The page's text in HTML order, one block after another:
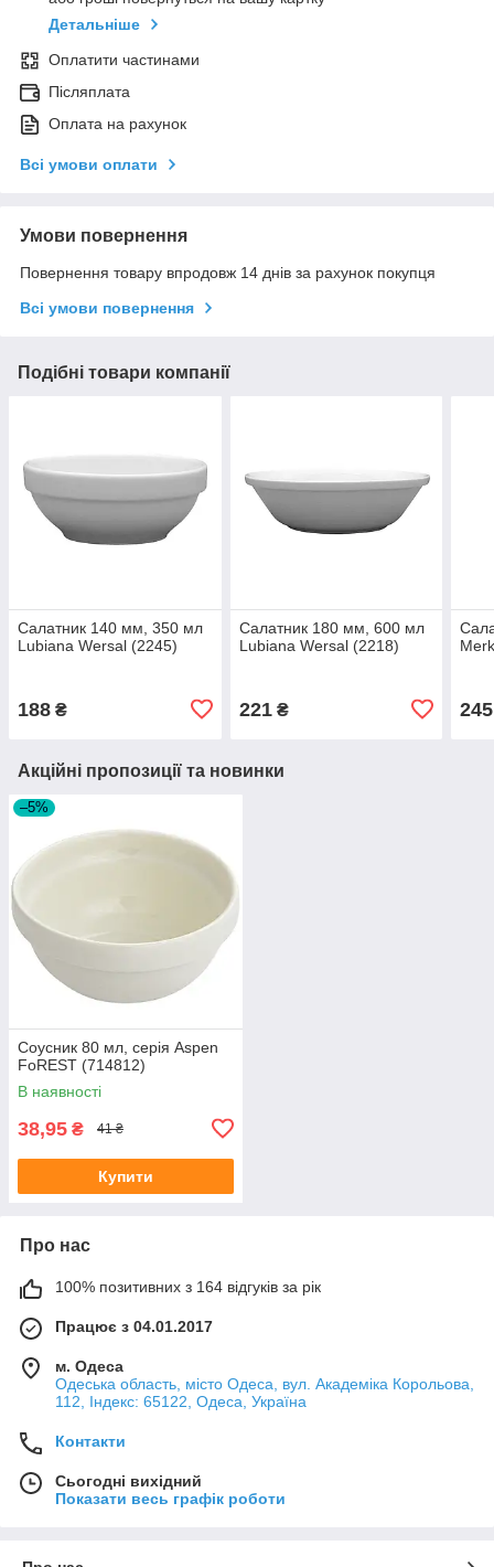
Детальніше
Оплатити частинами
Післяплата
Оплата на рахунок
Всі умови оплати
Умови повернення
Повернення товару впродовж 14 днів за рахунок покупця
Всі умови повернення
Подібні товари компанії
Салатник 140 мм, 350 мл
Lubiana Wersal (2245)
188 ₴
Салатник 180 мм, 600 мл
Lubiana Wersal (2218)
221₴ 245
Акційні пропозиції та новинки
–5%
Соусник 80 мл, серія Aspen
FoREST (714812)
В наявності
38,95 ₴ 41 ₴
Купити
Про нас
100% позитивних з 164 відгуків за рік
Працює з 04.01.2017
м. Одеса
Одеська область, місто Одеса, вул. Академіка Корольова,
112, Індекс: 65122, Одеса, Україна
Контакти
Сьогодні вихідний
Показати весь графік роботи